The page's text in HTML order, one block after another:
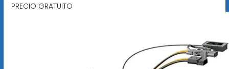
PRECIO GRATUITO